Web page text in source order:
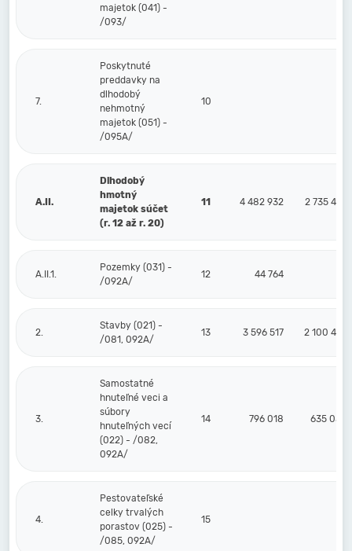
majetok (041) -
/093/
7.
Poskytnuté
preddavky na
dlhodobý
nehmotný
majetok (051) -
/095A/
10
A.II.
Dlhodobý
hmotný
majetok súčet
(r. 12 až r. 20)
11 4 482 932 2 735 492
A.II.1.
Pozemky (031) -
/092A/
12 44 764
2.
Stavby (021) -
/081, 092A/
13 3 596 517 2 100 442
3.
Samostatné
hnuteľné veci a
súbory
hnuteľných vecí
(022) - /082,
092A/
14 796 018 635 050
4.
Pestovateľské
celky trvalých
porastov (025) -
/085, 092A/
15